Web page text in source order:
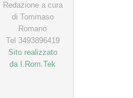
Redazione a cura
di Tommaso
Romano
Tel 3493896419
Sito realizzato
da I.Rom.Tek